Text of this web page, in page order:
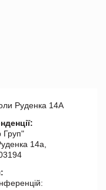
Руденка 14А
Груп"
14а,